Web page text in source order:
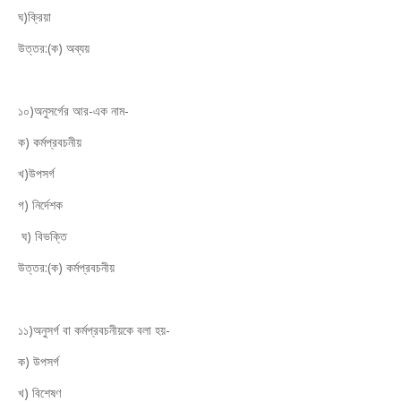
ঘ)ক্রিয়া
উত্তর:(ক) অব্যয়
১০)অনুসর্গের আর-এক নাম-
ক) কর্মপ্রবচনীয়
খ)উপসর্গ
গ) নির্দেশক
ঘ) বিভক্তি
উত্তর:(ক) কর্মপ্রবচনীয়
১১)অনুসর্গ বা কর্মপ্রবচনীয়কে বলা হয়-
ক) উপসর্গ
খ) বিশেষণ